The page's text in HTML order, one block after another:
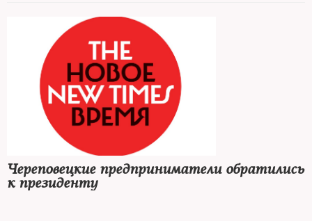
Череповецкие предприниматели обратились
к президенту